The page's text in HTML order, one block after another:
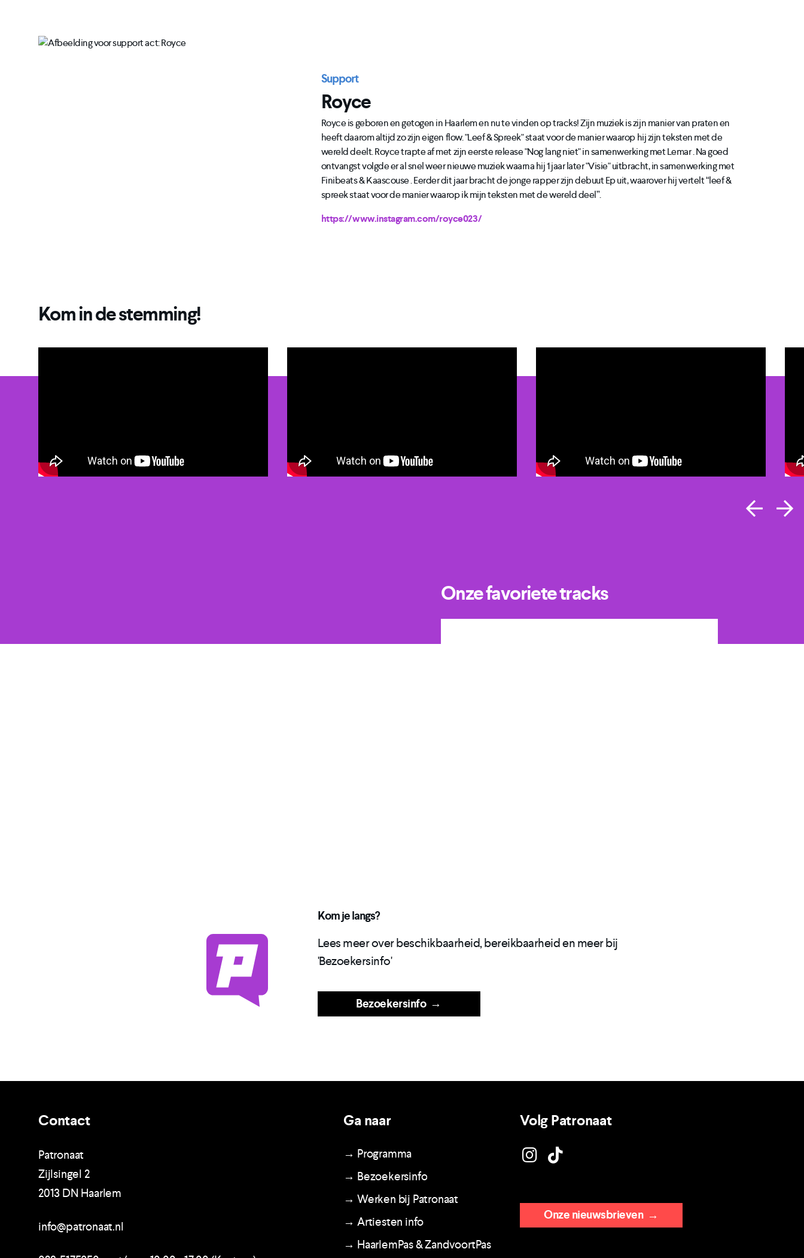
Support
Royce
Royce is geboren en getogen in Haarlem en nu te vinden op tracks! Zijn muziek is zijn manier van praten en
heeft daarom altijd zo zijn eigen flow. "Leef & Spreek" staat voor de manier waarop hij zijn teksten met de
wereld deelt. Royce trapte af met zijn eerste release "Nog lang niet" in samenwerking met Lemar . Na goed
ontvangst volgde er al snel weer nieuwe muziek waarna hij 1 jaar later "Visie" uitbracht, in samenwerking met
Finibeats & Kaascouse . Eerder dit jaar bracht de jonge rapper zijn debuut Ep uit, waarover hij vertelt “leef &
spreek staat voor de manier waarop ik mijn teksten met de wereld deel”.
https://www.instagram.com/royce023/
Kom in de stemming!
Onze favoriete tracks
Kom je langs?
Lees meer over beschikbaarheid, bereikbaarheid en meer bij
'Bezoekersinfo'
Bezoekersinfo→
Contact
Patronaat
Zijlsingel 2
2013 DN Haarlem
info@patronaat.nl
Ga naar
→ Programma
→ Bezoekersinfo
→ Werken bij Patronaat
→ Artiesten info
→ HaarlemPas & ZandvoortPas
Volg Patronaat
Onze nieuwsbrieven→